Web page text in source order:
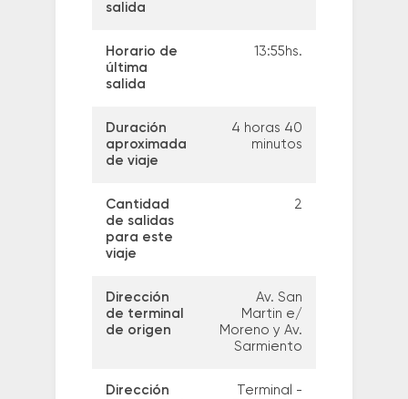
salida
Horario de
última
salida
13:55hs.
Duración
aproximada
de viaje
4 horas 40
minutos
Cantidad
de salidas
para este
viaje
2
Dirección
de terminal
de origen
Av. San
Martin e/
Moreno y Av.
Sarmiento
Dirección
Terminal -